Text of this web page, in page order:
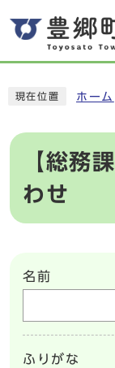
現在位置 ホーム
【総務
わせ
名前
ふりがな